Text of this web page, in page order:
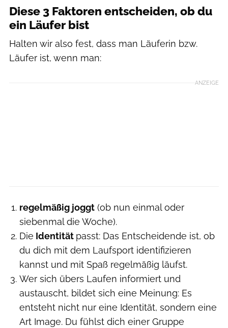
Diese 3 Faktoren entscheiden, ob du
ein Läufer bist
Halten wir also fest, dass man Läuferin bzw.
Läufer ist, wenn man:
ANZEIGE
regelmäßig joggt (ob nun einmal oder
siebenmal die Woche).
Die Identität passt: Das Entscheidende ist, ob
du dich mit dem Laufsport identifizieren
kannst und mit Spaß regelmäßig läufst.
Wer sich übers Laufen informiert und
austauscht, bildet sich eine Meinung: Es
entsteht nicht nur eine Identität, sondern eine
Art Image. Du fühlst dich einer Gruppe